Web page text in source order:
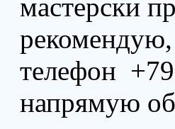
мастерски
телефон
напрямую